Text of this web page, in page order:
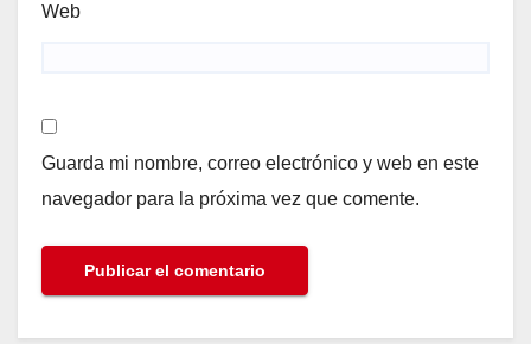
Web
Guarda mi nombre, correo electrónico y web en este
navegador para la próxima vez que comente.